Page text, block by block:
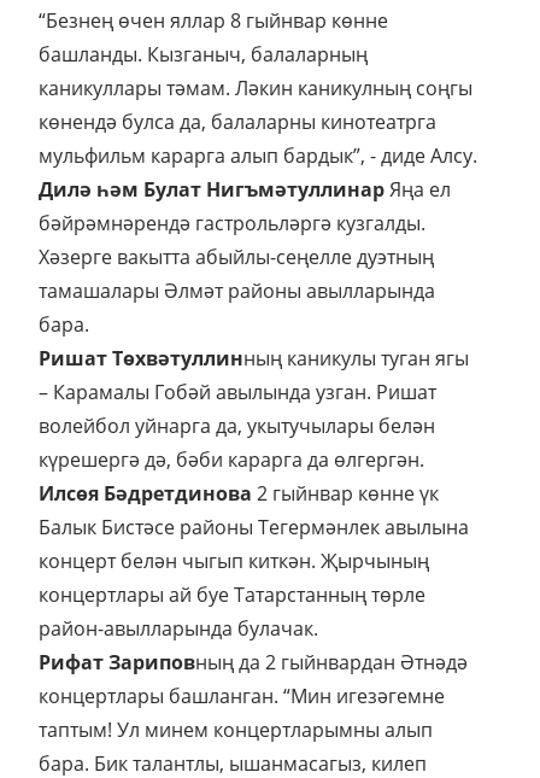
“Безнең өчен яллар 8 гыйнвар көнне
башланды. Кызганыч, балаларның
каникуллары тәмам. Ләкин каникулның соңгы
көнендә булса да, балаларны кинотеатрга
мульфильм карарга алып бардык”, - диде Алсу.
Дилә һәм Булат НигъмәтуллинарЯңа ел
бәйрәмнәрендә гастрольләргә кузгалды.
Хәзерге вакытта абыйлы-сеңелле дуэтның
тамашалары Әлмәт районы авылларында
бара.
Ришат Төхвәтуллинның каникулы туган ягы
– Карамалы Гобәй авылында узган. Ришат
волейбол уйнарга да, укытучылары белән
күрешергә дә, бәби карарга да өлгергән.
Илсөя Бәдретдинова 2 гыйнвар көнне үк
Балык Бистәсе районы Тегермәнлек авылына
концерт белән чыгып киткән. Җырчының
концертлары ай буе Татарстанның төрле
район-авылларында булачак.
Рифат Зариповның да 2 гыйнвардан Әтнәдә
концертлары башланган. “Мин игезәгемне
таптым! Ул минем концертларымны алып
бара. Бик талантлы, ышанмасагыз, килеп